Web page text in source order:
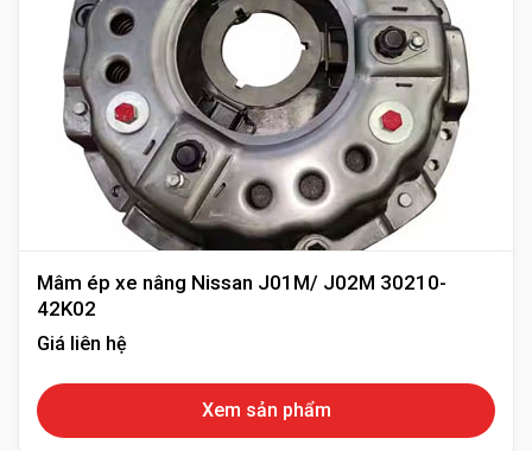
Mâm ép xe nâng Nissan J01M/ J02M 30210-
42K02
Giá liên hệ
Xem sản phẩm